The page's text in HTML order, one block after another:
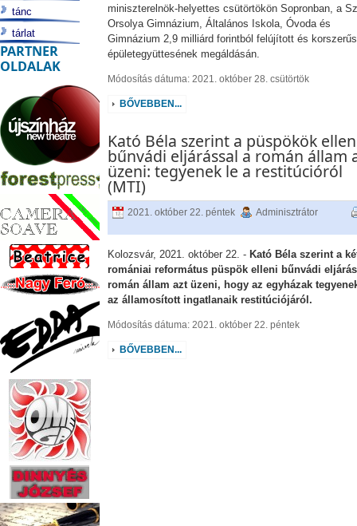
miniszterelnök-helyettes csütörtökön Sopronban, a
Orsolya Gimnázium, Általános Iskola, Óvoda és
Gimnázium 2,9 milliárd forintból felújított és
épületegyüttesének megáldásán.
Módosítás dátuma: 2021. október 28. csütörtök
BŐVEBBEN...
Kató Béla szerint a püspökök
bűnvádi eljárással a román állam
üzeni: tegyenek le a restitúcióról
(MTI)
2021. október 22. péntek Adminisztrátor
Kolozsvár, 2021. október 22. - Kató Béla szerint a
romániai református püspök elleni bűnvádi
román állam azt üzeni, hogy az egyházak
az államosított ingatlanaik restitúciójáról.
Módosítás dátuma: 2021. október 22. péntek
BŐVEBBEN...
tánc
tárlat
PARTNER
OLDALAK